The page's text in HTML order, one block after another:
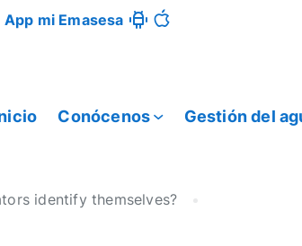
App mi Emasesa
Conócenos Gestión del
identify themselves?